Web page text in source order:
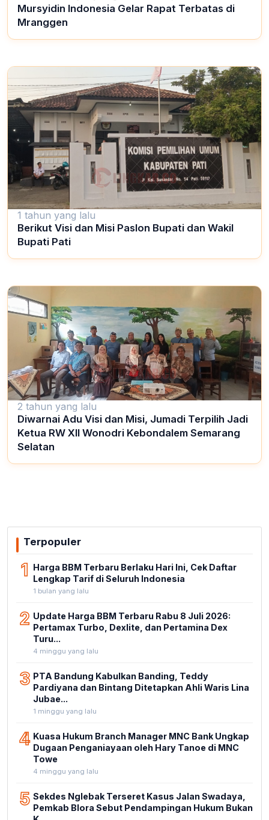
Mursyidin Indonesia Gelar Rapat Terbatas di
Mranggen
1 tahun yang lalu
Berikut Visi dan Misi Paslon Bupati dan Wakil
Bupati Pati
2 tahun yang lalu
Diwarnai Adu Visi dan Misi, Jumadi Terpilih Jadi
Ketua RW XII Wonodri Kebondalem Semarang
Selatan
Terpopuler
1 Harga BBM Terbaru Berlaku Hari Ini, Cek Daftar
Lengkap Tarif di Seluruh Indonesia
1 bulan yang lalu
2 Update Harga BBM Terbaru Rabu 8 Juli 2026:
Pertamax Turbo, Dexlite, dan Pertamina Dex
Turu...
4 minggu yang lalu
3 PTA Bandung Kabulkan Banding, Teddy
Pardiyana dan Bintang Ditetapkan Ahli Waris Lina
Jubae...
1 minggu yang lalu
4 Kuasa Hukum Branch Manager MNC Bank Ungkap
Dugaan Penganiayaan oleh Hary Tanoe di MNC
Towe
4 minggu yang lalu
5 Sekdes Nglebak Terseret Kasus Jalan Swadaya,
Pemkab Blora Sebut Pendampingan Hukum Bukan